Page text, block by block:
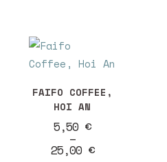
la
page
produit
produit
plusieurs
variations.
FAIFO COFFEE,
HOI AN
5,50 €
–
25,00 €
Plage
de
prix :